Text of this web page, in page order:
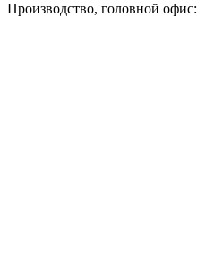
Производство, головной офис: